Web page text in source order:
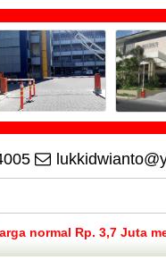
normal Rp. 3,7 Juta